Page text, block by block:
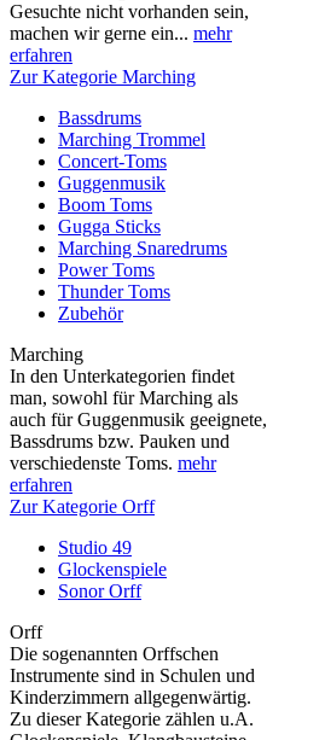
Gesuchte nicht vorhanden sein,
machen wir gerne ein... mehr
erfahren
Zur Kategorie Marching
Bassdrums
Marching Trommel
Concert-Toms
Guggenmusik
Boom Toms
Gugga Sticks
Marching Snaredrums
Power Toms
Thunder Toms
Zubehör
Marching
In den Unterkategorien findet
man, sowohl für Marching als
auch für Guggenmusik geeignete,
Bassdrums bzw. Pauken und
verschiedenste Toms. mehr
erfahren
Zur Kategorie Orff
Studio 49
Glockenspiele
Sonor Orff
Orff
Die sogenannten Orffschen
Instrumente sind in Schulen und
Kinderzimmern allgegenwärtig.
Zu dieser Kategorie zählen u.A.